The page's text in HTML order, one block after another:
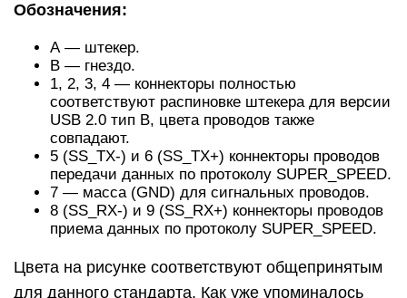
Обозначения:
А — штекер.
В — гнездо.
1, 2, 3, 4 — коннекторы полностью
соответствуют распиновке штекера для версии
USB 2.0 тип В, цвета проводов также
совпадают.
5 (SS_TХ-) и 6 (SS_ТХ+) коннекторы проводов
передачи данных по протоколу SUPER_SPEED.
7 — масса (GND) для сигнальных проводов.
8 (SS_RX-) и 9 (SS_RX+) коннекторы проводов
приема данных по протоколу SUPER_SPEED.
Цвета на рисунке соответствуют общепринятым
для данного стандарта. Как уже упоминалось